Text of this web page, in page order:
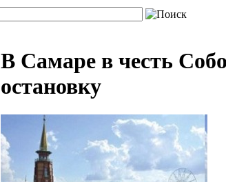
В Самаре в честь
остановку